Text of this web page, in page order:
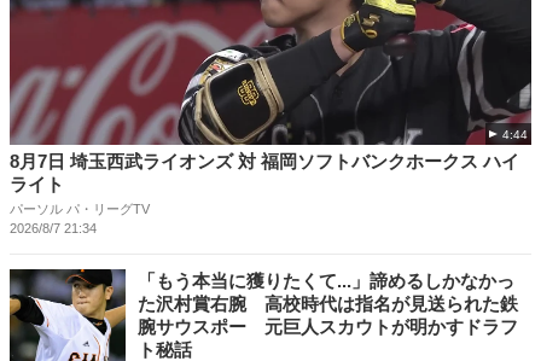
4:44
8月7日 埼玉西武ライオンズ 対 福岡ソフトバンクホークス ハイ
ライト
パーソル パ・リーグTV
2026/8/7 21:34
「もう本当に獲りたくて...」諦めるしかなかっ
た沢村賞右腕 高校時代は指名が見送られた鉄
腕サウスポー 元巨人スカウトが明かすドラフ
ト秘話